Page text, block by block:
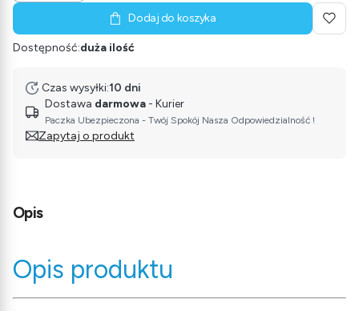
Dodaj do koszyka
Dostępność:duża ilość
Czas wysyłki:10 dni
Dostawa darmowa - Kurier
Paczka Ubezpieczona - Twój Spokój Nasza Odpowiedzialność !
Zapytaj o produkt
Opis
Opis produktu